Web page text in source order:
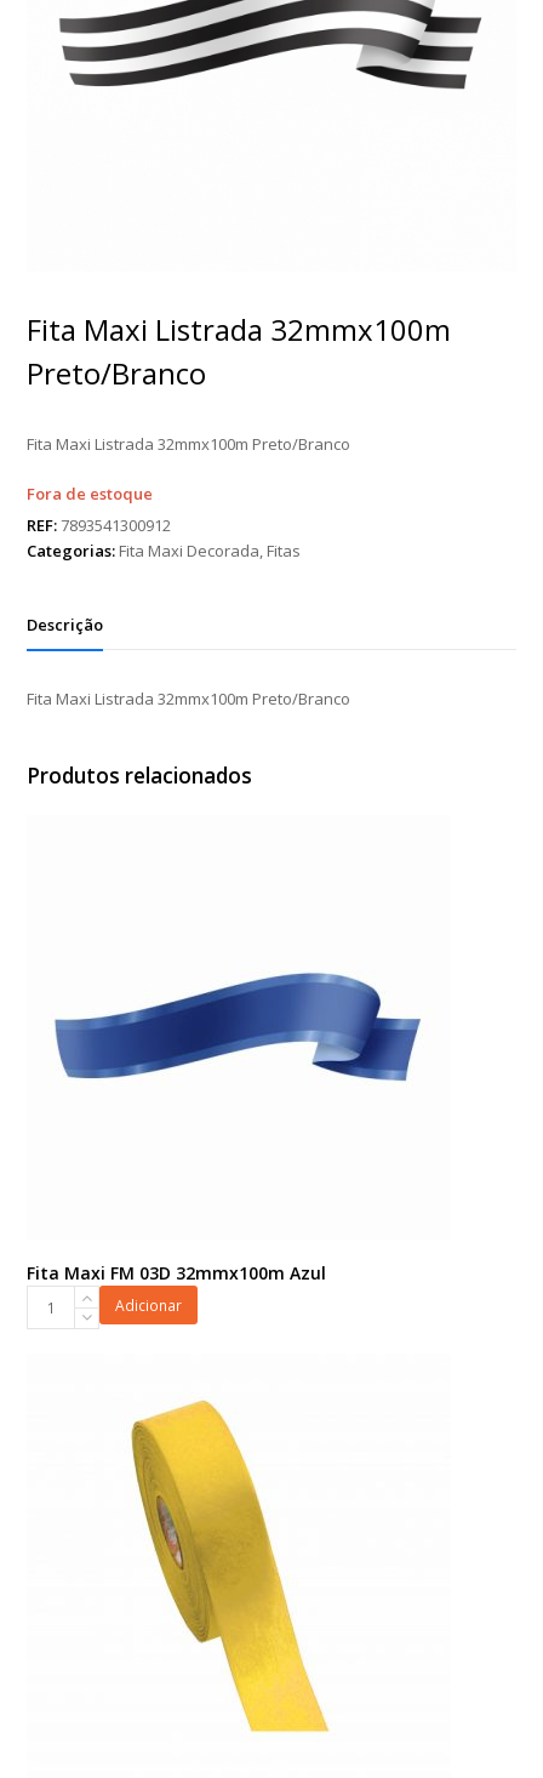
Fita Maxi Listrada 32mmx100m
Preto/Branco
Fita Maxi Listrada 32mmx100m Preto/Branco
Fora de estoque
REF:7893541300912
Categorias: Fita Maxi Decorada, Fitas
Descrição
Fita Maxi Listrada 32mmx100m Preto/Branco
Produtos relacionados
Fita Maxi FM 03D 32mmx100m Azul
Adicionar